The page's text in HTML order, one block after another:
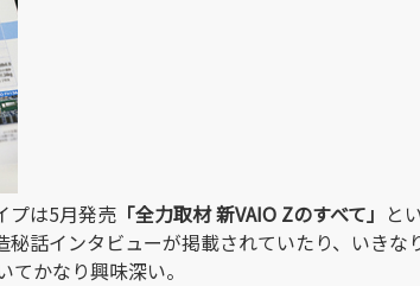
プは5月発売 「全力取材 新VAIO Zのすべて」 と
話インタビューが掲載されていたり、いきな
かなり興味深い。